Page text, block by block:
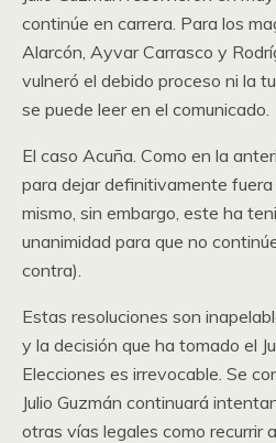
continúe en carrera. Para los
Alarcón, Ayvar Carrasco y
vulneró el debido proceso ni la
se puede leer en el comunicado.
El caso Acuña. Como en la
para dejar definitivamente
mismo, sin embargo, este ha
unanimidad para que no
contra).
Estas resoluciones son
y la decisión que ha tomado el
Elecciones es irrevocable. Se
Julio Guzmán continuará
otras vías legales como recurrir